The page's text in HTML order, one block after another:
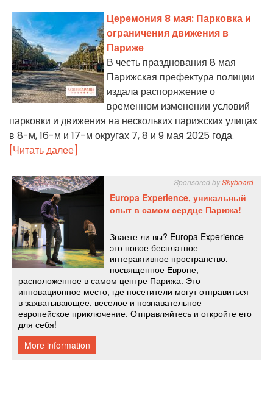
Церемония 8 мая: Парковка и
ограничения движения в
Париже
В честь празднования 8 мая
Парижская префектура полиции
издала распоряжение о
временном изменении условий
парковки и движения на нескольких парижских улицах
в 8-м, 16-м и 17-м округах 7, 8 и 9 мая 2025 года.
[Читать далее]